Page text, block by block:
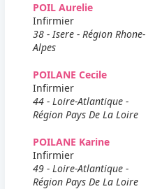
POIL Aurelie
Infirmier
38 - Isere - Région Rhone-
Alpes
POILANE Cecile
Infirmier
44 - Loire-Atlantique -
Région Pays De La Loire
POILANE Karine
Infirmier
49 - Loire-Atlantique -
Région Pays De La Loire